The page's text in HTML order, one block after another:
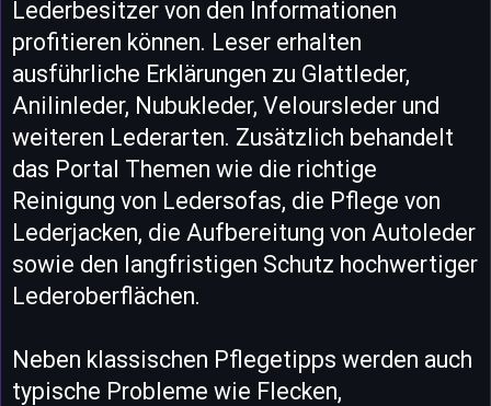
Lederbesitzer von den Informationen
profitieren können. Leser erhalten
ausführliche Erklärungen zu Glattleder,
Anilinleder, Nubukleder, Veloursleder und
weiteren Lederarten. Zusätzlich behandelt
das Portal Themen wie die richtige
Reinigung von Ledersofas, die Pflege von
Lederjacken, die Aufbereitung von Autoleder
sowie den langfristigen Schutz hochwertiger
Lederoberflächen.
Neben klassischen Pflegetipps werden auch
typische Probleme wie Flecken,